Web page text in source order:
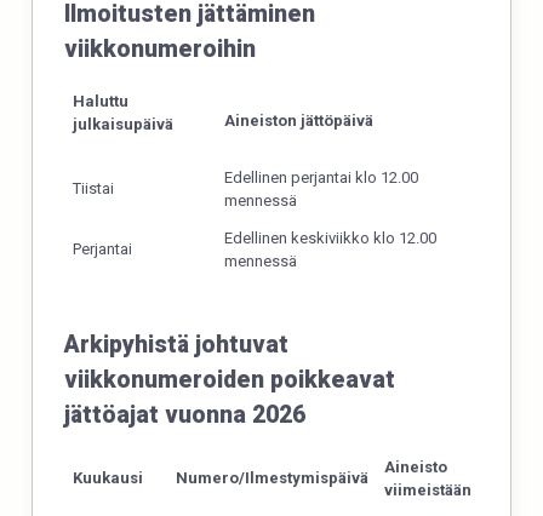
Ilmoitusten jättäminen
viikkonumeroihin
Haluttu
julkaisupäivä
Aineiston jättöpäivä
Tiistai
Edellinen perjantai klo 12.00
mennessä
Perjantai
Edellinen keskiviikko klo 12.00
mennessä
Arkipyhistä johtuvat
viikkonumeroiden poikkeavat
jättöajat vuonna 2026
Kuukausi Numero/Ilmestymispäivä
Aineisto
viimeistään